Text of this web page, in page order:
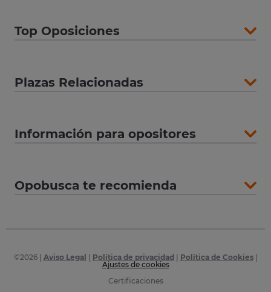
Top Oposiciones
Plazas Relacionadas
Información para opositores
Opobusca te recomienda
©2026| Aviso Legal Política de privacidad Política de Cookies|
Ajustes de cookies
Certificaciones